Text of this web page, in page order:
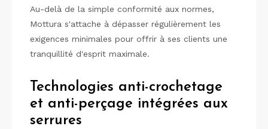
Au-delà de la simple conformité aux normes,
Mottura s'attache à dépasser régulièrement les
exigences minimales pour offrir à ses clients une
tranquillité d'esprit maximale.
Technologies anti-crochetage
et anti-perçage intégrées aux
serrures